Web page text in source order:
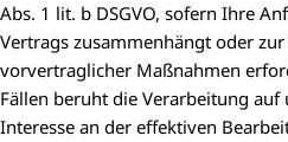
Abs. 1 lit. b DSGVO, sofern Ihre
Vertrags zusammenhängt oder
vorvertraglicher Maßnahmen
Fällen beruht die Verarbeitung
Interesse an der effektiven